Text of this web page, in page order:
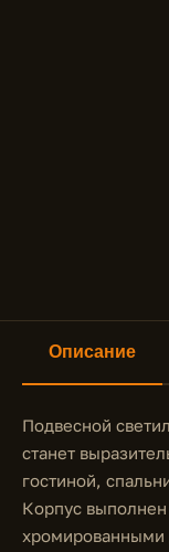
Описание
Подвесной
станет
гостиной,
Корпус выполнен
хромированными